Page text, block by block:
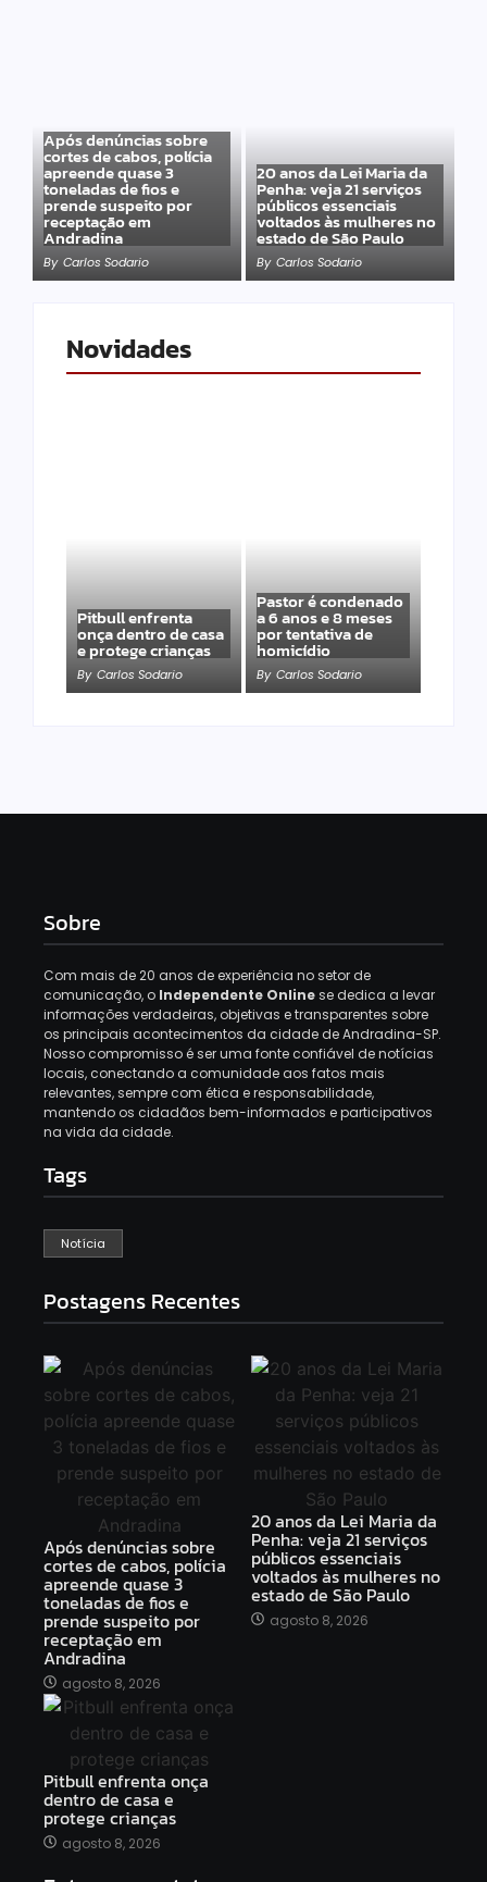
Após denúncias sobre
cortes de cabos, polícia
apreende quase 3
toneladas de fios e
prende suspeito por
receptação em
Andradina
By Carlos Sodario
20 anos da Lei Maria da
Penha: veja 21 serviços
públicos essenciais
voltados às mulheres no
estado de São Paulo
By Carlos Sodario
Novidades
Pitbull enfrenta
onça dentro de casa
e protege crianças
By Carlos Sodario
Pastor é condenado
a 6 anos e 8 meses
por tentativa de
homicídio
By Carlos Sodario
Sobre
Com mais de 20 anos de experiência no setor de
comunicação, o Independente Onlinese dedica a levar
informações verdadeiras, objetivas e transparentes sobre
os principais acontecimentos da cidade de Andradina-SP.
Nosso compromisso é ser uma fonte confiável de notícias
locais, conectando a comunidade aos fatos mais
relevantes, sempre com ética e responsabilidade,
mantendo os cidadãos bem-informados e participativos
na vida da cidade.
Tags
Notícia
Postagens Recentes
Após denúncias sobre
cortes de cabos, polícia
apreende quase 3
toneladas de fios e
prende suspeito por
receptação em
Andradina
agosto 8, 2026
20 anos da Lei Maria da
Penha: veja 21 serviços
públicos essenciais
voltados às mulheres no
estado de São Paulo
agosto 8, 2026
Pitbull enfrenta onça
dentro de casa e
protege crianças
agosto 8, 2026